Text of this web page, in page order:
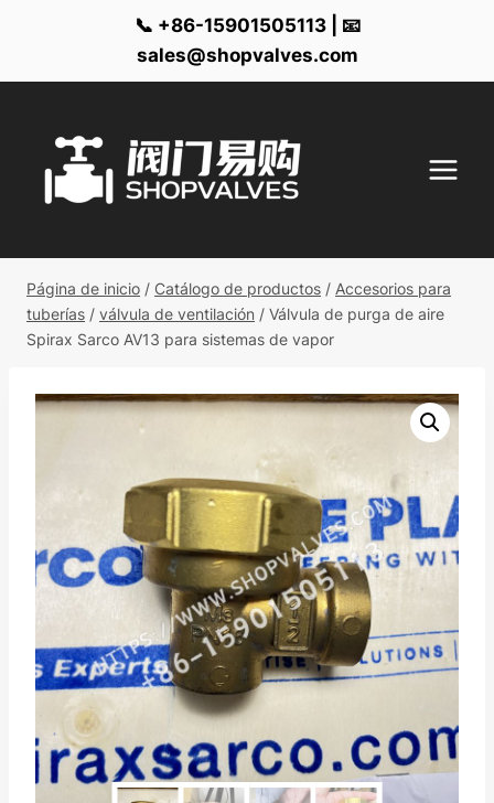
📞 +86-15901505113 | 📧
sales@shopvalves.com
contenido
Página de inicio / Catálogo de productos / Accesorios para
tuberías / válvula de ventilación / Válvula de purga de aire
Spirax Sarco AV13 para sistemas de vapor